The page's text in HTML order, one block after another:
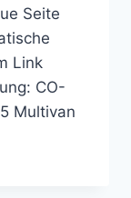
Seite
Link
CO-
Multivan